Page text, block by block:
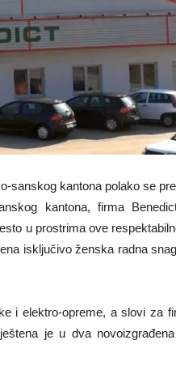
sanskog kantona polako se
kantona, firma
u prostrima ove
isključivo ženska radna
i elektro-opreme, a slovi za
je u dva